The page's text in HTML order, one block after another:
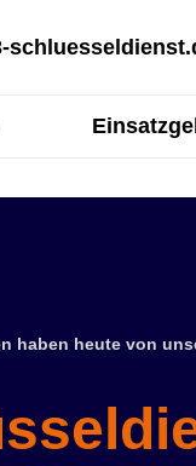
haben heute von